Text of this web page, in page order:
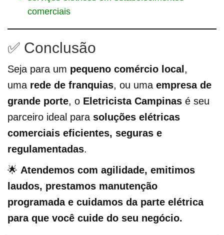
comerciais
✅ Conclusão
Seja para um pequeno comércio local ,
uma rede de franquias, ou uma empresa de
grande porte, o Eletricista Campinas é seu
parceiro ideal para soluções elétricas
comerciais eficientes, seguras e
regulamentadas.
🌟 Atendemos com agilidade, emitimos
laudos, prestamos manutenção
programada e cuidamos da parte elétrica
para que você cuide do seu negócio.